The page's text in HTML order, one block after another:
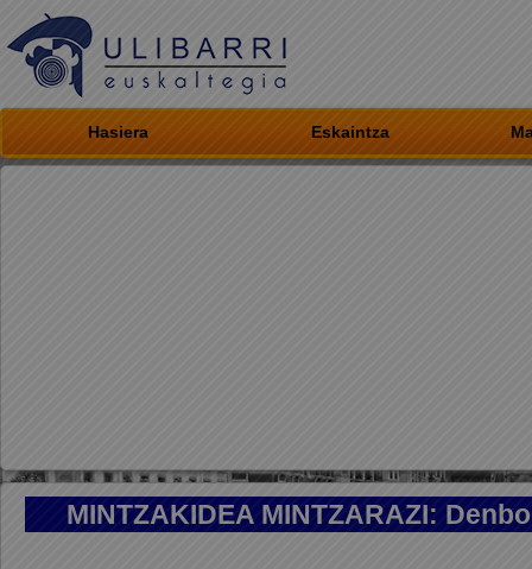
Hasiera Eskaintza
MINTZAKIDEA MINTZARAZI: